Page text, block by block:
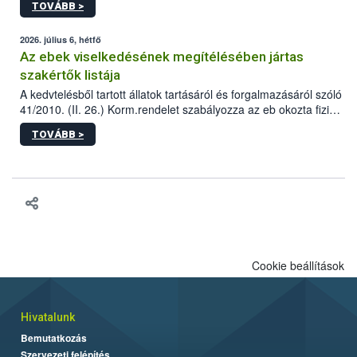
tervezett új épületébe.
TOVÁBB >
2026. július 6, hétfő
Az ebek viselkedésének megítélésében jártas
szakértők listája
A kedvtelésből tartott állatok tartásáról és forgalmazásáról szóló
41/2010. (II. 26.) Korm.rendelet szabályozza az eb okozta fizikai
sérülés, illetve ennek veszélye keletkezésekor felmerülő
hatósági feladatokat, valamint a veszélyes eb tartását és annak
TOVÁBB >
Cookie beállítások
Hivatalunk
Bemutatkozás